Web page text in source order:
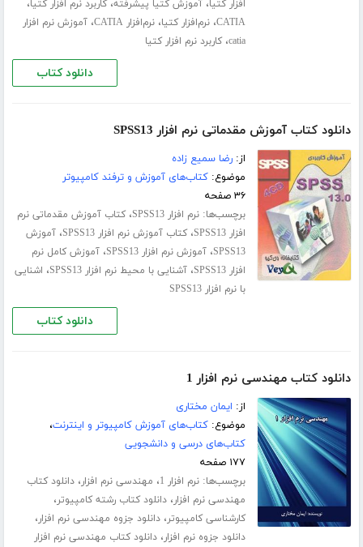
افزار کتیا،آموزش کتیا پیشرفته،کاربرد نرم افزار کتیا،
CATIA،نرم‌افزار کتیا،نرم‌افزار CATIA ،آموزش نرم افزار
catia،کاربرد نرم افزار کتیا
دانلود کتاب
دانلود کتاب آموزش مقدماتی نرم افزار SPSS13
از:رضا سمیع زاده
موضوع:کتاب‌های آموزش و ترفند کامپیوتر
۳۶ صفحه
برچسب‌ها:نرم افزار SPSS13 ،کتاب آموزش مقدماتی نرم
افزار SPSS13
،کتاب آموزش نرم افزار SPSS13 ،آموزش
SPSS13،آموزش نرم افزار SPSS13 ،آموزش کامل نرم
افزار SPSS13
،آشنایی با محیط نرم افزار SPSS13 ، اشنایی
با نرم افزار SPSS13
دانلود کتاب
دانلود کتاب مهندسی نرم افزار 1
از: ایمان مختاری
موضوع:کتاب‌های آموزش کامپیوتر و اینترنت،
کتاب‌های درسی و دانشجویی
۱۷۷ صفحه
برچسب‌ها:نرم افزار 1 ، مهندسی نرم افزار،دانلود کتاب
مهندسی نرم افزار،دانلود کتاب رشته کامپیوتر،
کارشناسی کامپیوتر،دانلود جزوه مهندسی نرم افزار،
دانلود جزوه نرم افزار،دانلود کتاب مهندسی نرم افزار